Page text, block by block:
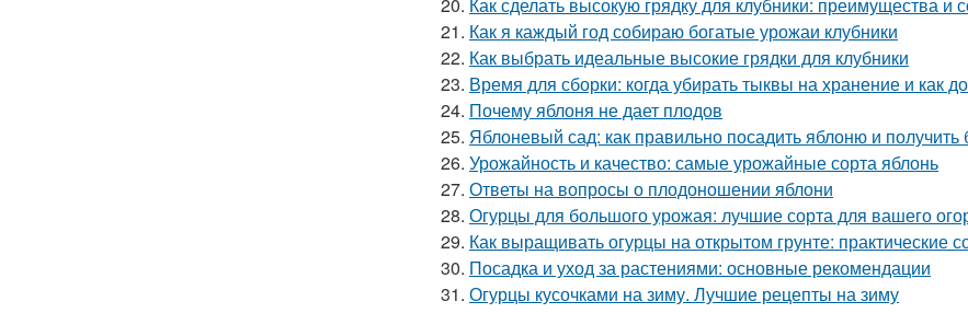
21. Как я каждый год собираю богатые урожаи клубники
22. Как выбрать идеальные высокие грядки для клубники
23. Время для сборки: когда убирать тыквы на хранение и как
24. Почему яблоня не дает плодов
25. Яблоневый сад: как правильно посадить яблоню и
26. Урожайность и качество: самые урожайные сорта яблонь
27. Ответы на вопросы о плодоношении яблони
28. Огурцы для большого урожая: лучшие сорта для вашего
29. Как выращивать огурцы на открытом грунте: практические
30. Посадка и уход за растениями: основные рекомендации
31. Огурцы кусочками на зиму. Лучшие рецепты на зиму